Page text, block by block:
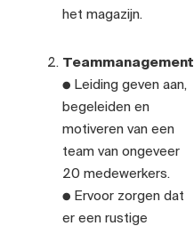
het magazijn.
Teammanagement
● Leiding geven aan,
begeleiden en
motiveren van een
team van ongeveer
20 medewerkers.
● Ervoor zorgen dat
er een rustige